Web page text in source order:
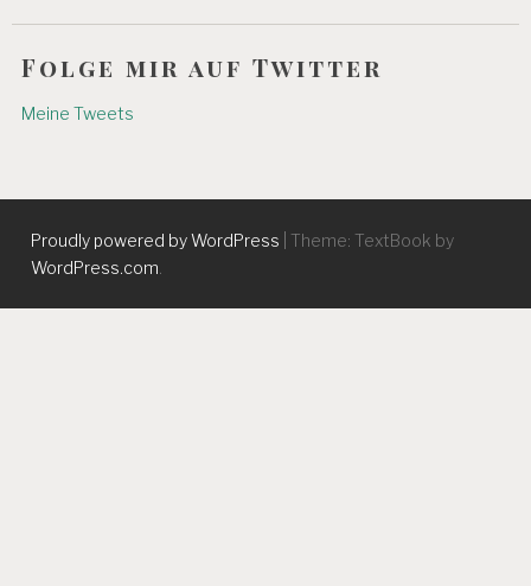
Folge mir auf Twitter
Meine Tweets
Proudly powered by WordPress
Theme: TextBook by
WordPress.com